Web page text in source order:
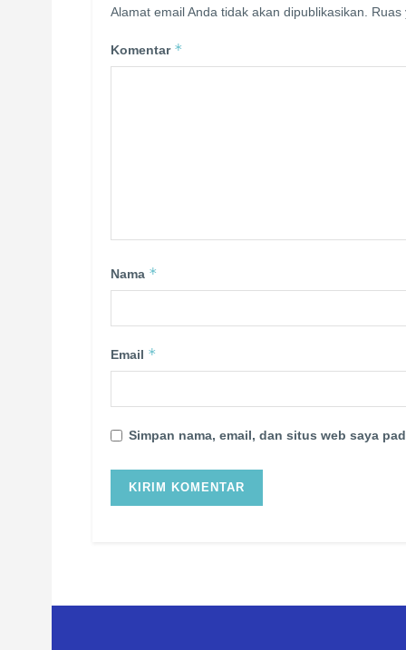
Alamat email Anda tidak akan dipublikasikan. Ruas
Komentar *
Nama *
Email *
Simpan nama, email, dan situs web saya